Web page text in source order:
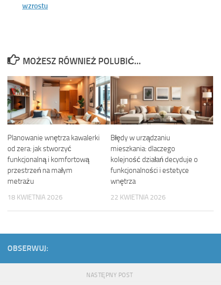
wzrostu
MOŻESZ RÓWNIEŻ POLUBIĆ…
Planowanie wnętrza kawalerki
od zera: jak stworzyć
funkcjonalną i komfortową
przestrzeń na małym
metrażu
18 KWIETNIA 2026
Błędy w urządzaniu
mieszkania: dlaczego
kolejność działań decyduje o
funkcjonalności i estetyce
wnętrza
22 KWIETNIA 2026
OBSERWUJ:
NASTĘPNY POST